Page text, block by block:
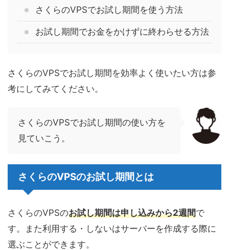
さくらのVPSでお試し期間を使う方法
お試し期間でお金をかけずに終わらせる方法
さくらのVPSでお試し期間を効率よく使いたい方は参
考にしてみてください。
さくらのVPSでお試し期間の使い方を
見ていこう。
さくらのVPSのお試し期間とは
さくらのVPSのお試し期間は申し込みから2週間で
す。また利用する・しないはサーバーを作成する際に
選ぶことができます。